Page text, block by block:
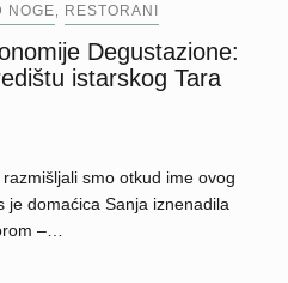
NOGE RESTORANI
Degustazione:
istarskog Tara
smo otkud ime ovog
je domaćica Sanja iznenadila
–…